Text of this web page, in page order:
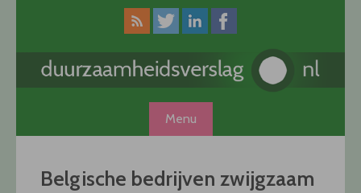
Menu
Belgische bedrijven zwijgzaam